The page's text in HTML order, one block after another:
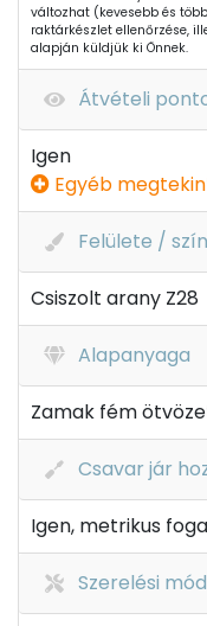
változhat (kevesebb és
raktárkészlet ellenőrzése,
alapján küldjük ki Önnek.
Átvételi
Igen
Egyéb
Felülete /
Csiszolt arany Z28
Alapanyaga
Zamak fém
Csavar jár
Igen, metrikus
Szerelési mód